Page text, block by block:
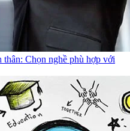
Chọn nghề phù hợp với